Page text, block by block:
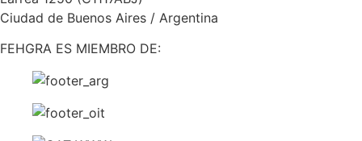
Ciudad de Buenos Aires / Argentina
FEHGRA ES MIEMBRO DE: